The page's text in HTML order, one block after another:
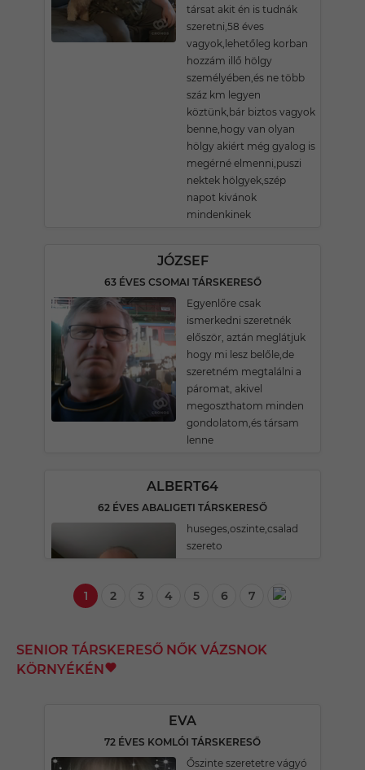
társat akit én is tudnák
szeretni,58 éves
vagyok,lehetőleg korban
hozzám illő hölgy
személyében,és ne több
száz km legyen
köztünk,bár biztos vagyok
benne,hogy van olyan
hölgy akiért még gyalog is
megérné elmenni,puszi
nektek hölgyek,szép
napot kivánok
mindenkinek
JÓZSEF
63 ÉVES CSOMAI TÁRSKERESŐ
Egyenlőre csak
ismerkedni szeretnék
először, aztán meglátjuk
hogy mi lesz belőle,de
szeretném megtalálni a
páromat, akivel
megoszthatom minden
gondolatom,és társam
lenne
ALBERT64
62 ÉVES ABALIGETI TÁRSKERESŐ
huseges,oszinte,csalad
szereto
1 2 3 4 5 6 7
SENIOR TÁRSKERESŐ NŐK VÁZSNOK
KÖRNYÉKÉN
EVA
72 ÉVES KOMLÓI TÁRSKERESŐ
Őszinte szeretetre vágyó